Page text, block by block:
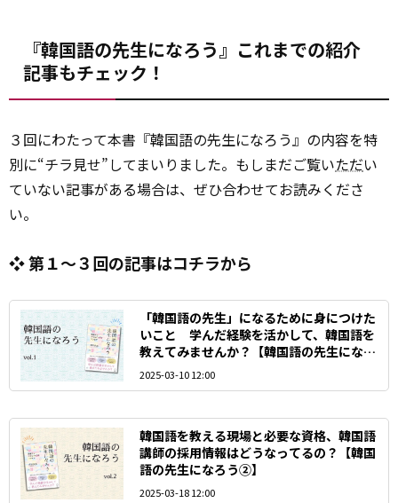
『韓国語の先生になろう』これまでの紹介
記事もチェック！
３回にわたって本書『韓国語の先生になろう』の内容を特
別に“チラ見せ”してまいりました。もしまだご覧いただい
ていない記事がある場合は、ぜひ合わせてお読みくださ
い。
❖ 第１～３回の記事はコチラから
「韓国語の先生」になるために身につけた
いこと 学んだ経験を活かして、韓国語を
教えてみませんか？【韓国語の先生になろ
う①】
2025-03-10 12:00
韓国語を教える現場と必要な資格、韓国語
講師の採用情報はどうなってるの？【韓国
語の先生になろう②】
2025-03-18 12:00